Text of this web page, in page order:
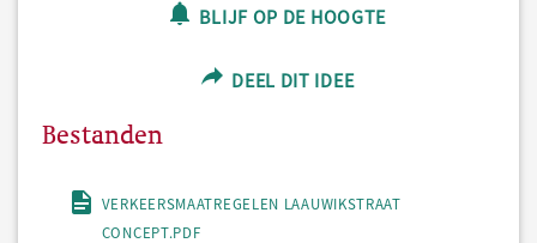
BLIJF OP DE HOOGTE
DEEL DIT IDEE
Bestanden
VERKEERSMAATREGELEN LAAUWIKSTRAAT
CONCEPT.PDF